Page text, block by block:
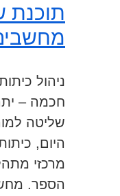
תוכנת
ניהול
חכמה –
שליטה
היום,
מרכזי
הספר.